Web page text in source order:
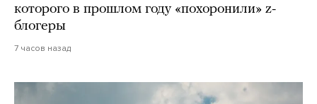
которого в прошлом году «похоронили» z-
блогеры
7 часов назад